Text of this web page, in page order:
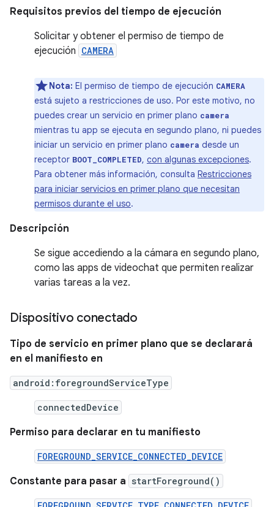
Requisitos previos del tiempo de ejecución
Solicitar y obtener el permiso de tiempo de
ejecución CAMERA
Nota: El permiso de tiempo de ejecución CAMERA
está sujeto a restricciones de uso. Por este motivo, no
puedes crear un servicio en primer plano camera
mientras tu app se ejecuta en segundo plano, ni puedes
iniciar un servicio en primer plano camera desde un
receptor BOOT_COMPLETED, con algunas excepciones.
Para obtener más información, consulta Restricciones
para iniciar servicios en primer plano que necesitan
permisos durante el uso.
Descripción
Se sigue accediendo a la cámara en segundo plano,
como las apps de videochat que permiten realizar
varias tareas a la vez.
Dispositivo conectado
Tipo de servicio en primer plano que se declarará
en el manifiesto en
android:foregroundServiceType
connectedDevice
Permiso para declarar en tu manifiesto
FOREGROUND_SERVICE_CONNECTED_DEVICE
Constante para pasar a startForeground()